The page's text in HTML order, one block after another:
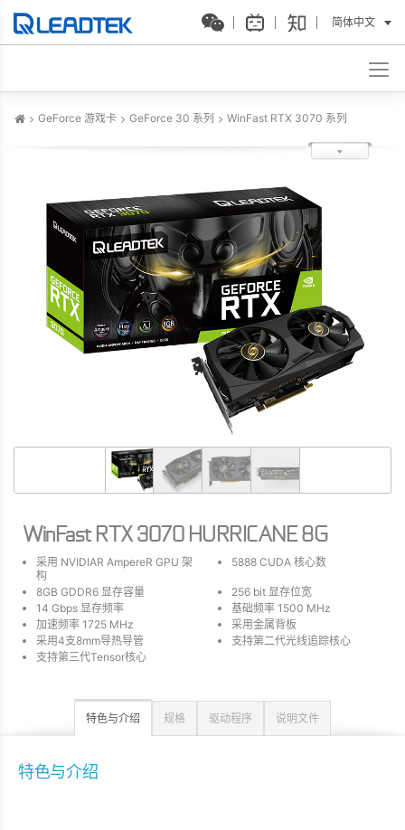
简体中文
GeForce 游戏卡 GeForce 30 系列 WinFast RTX 3070 系列
WinFast RTX 3070 HURRICANE 8G
采用 NVIDIAR AmpereR GPU 架
构
5888 CUDA 核心数
8GB GDDR6 显存容量
256 bit 显存位宽
14 Gbps 显存频率
基础频率 1500 MHz
加速频率 1725 MHz
采用金属背板
采用4支8mm导热导管
支持第二代光线追踪核心
支持第三代Tensor核心
特色与介绍 规格 驱动程序 说明文件
特色与介绍